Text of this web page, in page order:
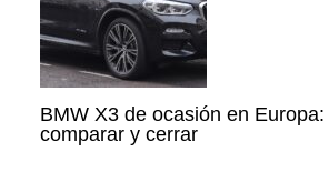
BMW X3 de ocasión en
comparar y cerrar